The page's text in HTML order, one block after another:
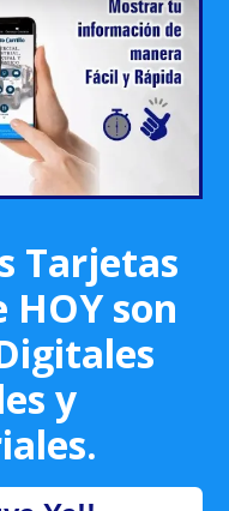
Keynote (Google I/O '18)
Tarjetas
HOY son
y